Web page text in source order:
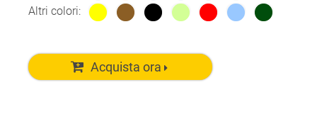
Altri colori:
Acquista ora